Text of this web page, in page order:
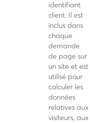
identifiant
client. Il est
inclus dans
chaque
demande
de page sur
un site et est
utilisé pour
calculer les
données
relatives aux
visiteurs, aux